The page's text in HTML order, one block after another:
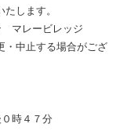
します。
マレービレッジ
・中止する場合がござ
時４７分